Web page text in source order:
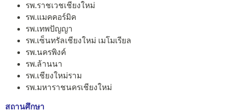
รพ.ราชเวชเชียงใหม่
รพ.แมคคอร์มิค
รพ.เทพปัญญา
รพ.เซ็นทรัลเชียงใหม่ เมโมเรียล
รพ.นครพิงค์
รพ.ล้านนา
รพ.เชียงใหม่ราม
รพ.มหาราชนครเชียงใหม่
สถานศึกษา